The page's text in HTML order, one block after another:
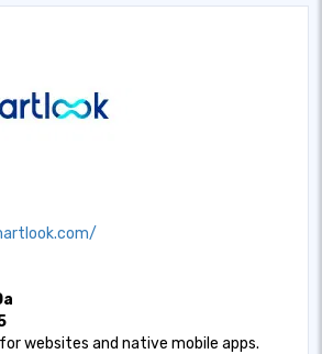
websites and native mobile apps.